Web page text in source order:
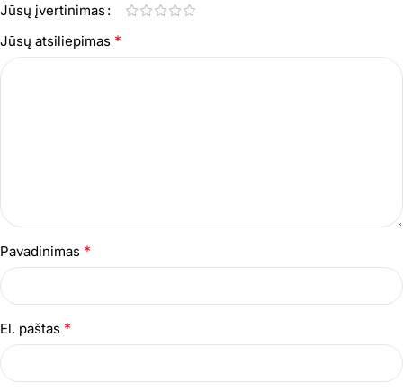
Jūsų įvertinimas
Jūsų atsiliepimas *
Pavadinimas *
El. paštas *